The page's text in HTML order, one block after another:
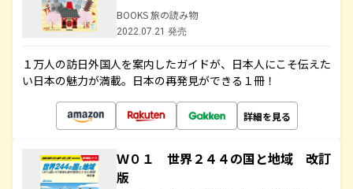
BOOKS 旅の読み物
2022.07.21 発売
１万人の訪日外国人を案内したガイドが、日本人にこそ伝えた
い日本の魅力が満載。日本の再発見ができる１冊！
詳細を見る
Ｗ０１ 世界２４４の国と地域 改訂
版